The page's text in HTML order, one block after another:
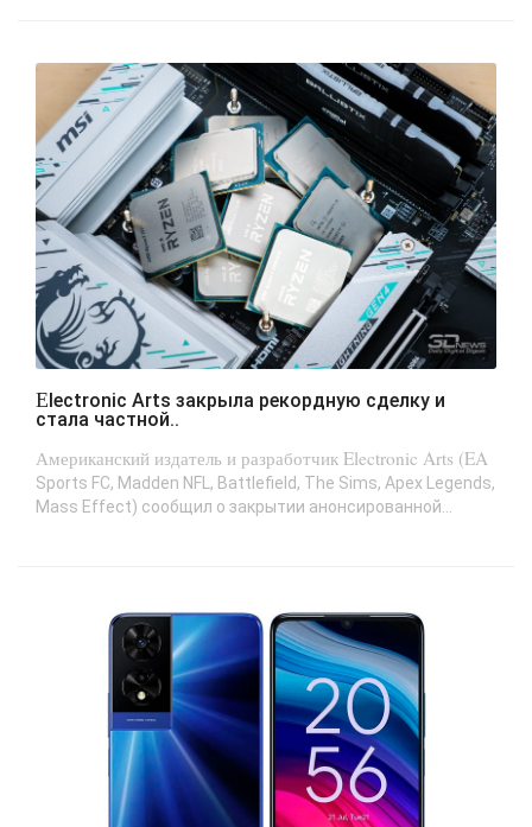
Electronic Arts закрыла рекордную сделку и
стала частной..
Американский издатель и разработчик Electronic Arts (EA
Sports FC, Madden NFL, Battlefield, The Sims, Apex Legends,
Mass Effect) сообщил о закрытии анонсированной...